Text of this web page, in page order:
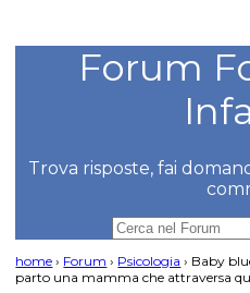
Forum
Trova risposte, fai
home › Forum › Psicologia › Baby
parto una mamma che attraversa